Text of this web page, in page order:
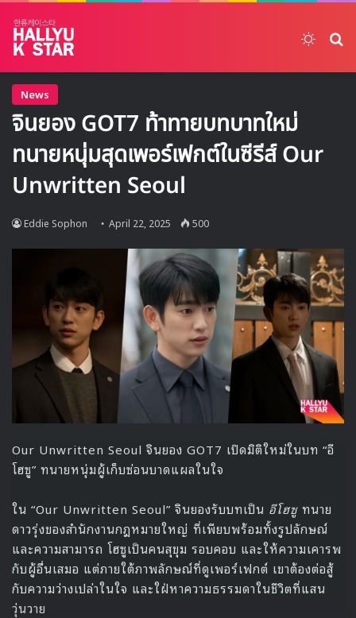
News
จินยอง GOT7 ท้าทายบทบาทใหม่
ทนายหนุ่มสุดเพอร์เฟกต์ในซีรีส์ Our
Unwritten Seoul
Eddie Sophon April 22, 2025 500
Our Unwritten Seoul จินยอง GOT7 เปิดมิติใหม่ในบท “อี
โฮซู” ทนายหนุ่มผู้เก็บซ่อนบาดแผลในใจ
ใน “Our Unwritten Seoul” จินยองรับบทเป็น อีโฮซู ทนาย
ดาวรุ่งของสำนักงานกฎหมายใหญ่ ที่เพียบพร้อมทั้งรูปลักษณ์
และความสามารถ โฮซูเป็นคนสุขุม รอบคอบ และให้ความเคารพ
กับผู้อื่นเสมอ แต่ภายใต้ภาพลักษณ์ที่ดูเพอร์เฟกต์ เขาต้องต่อสู้
กับความว่างเปล่าในใจ และใฝ่หาความธรรมดาในชีวิตที่แสน
วุ่นวาย